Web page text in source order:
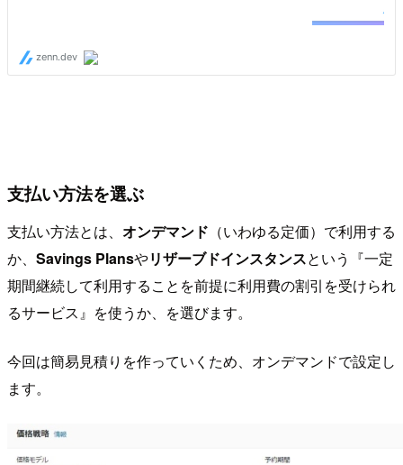
支払い方法を選ぶ
支払い方法とは、 オンデマンド （いわゆる定価）で利用する
か、 Savings Plansやリザーブドインスタンスという『一定
期間継続して利用することを前提に利用費の割引を受けられ
るサービス』を使うか、を選びます。
今回は簡易見積りを作っていくため、オンデマンドで設定し
ます。